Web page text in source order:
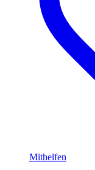
Mithelfen